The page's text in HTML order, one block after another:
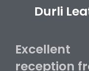
Durli
Excellent
reception